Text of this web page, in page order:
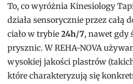
To, co wyróżnia Kinesiology
działa sensorycznie przez całą
ciało w trybie 24h/7, nawet gdy
prysznic. W REHA-NOVA
wysokiej jakości plastrów
które charakteryzują się